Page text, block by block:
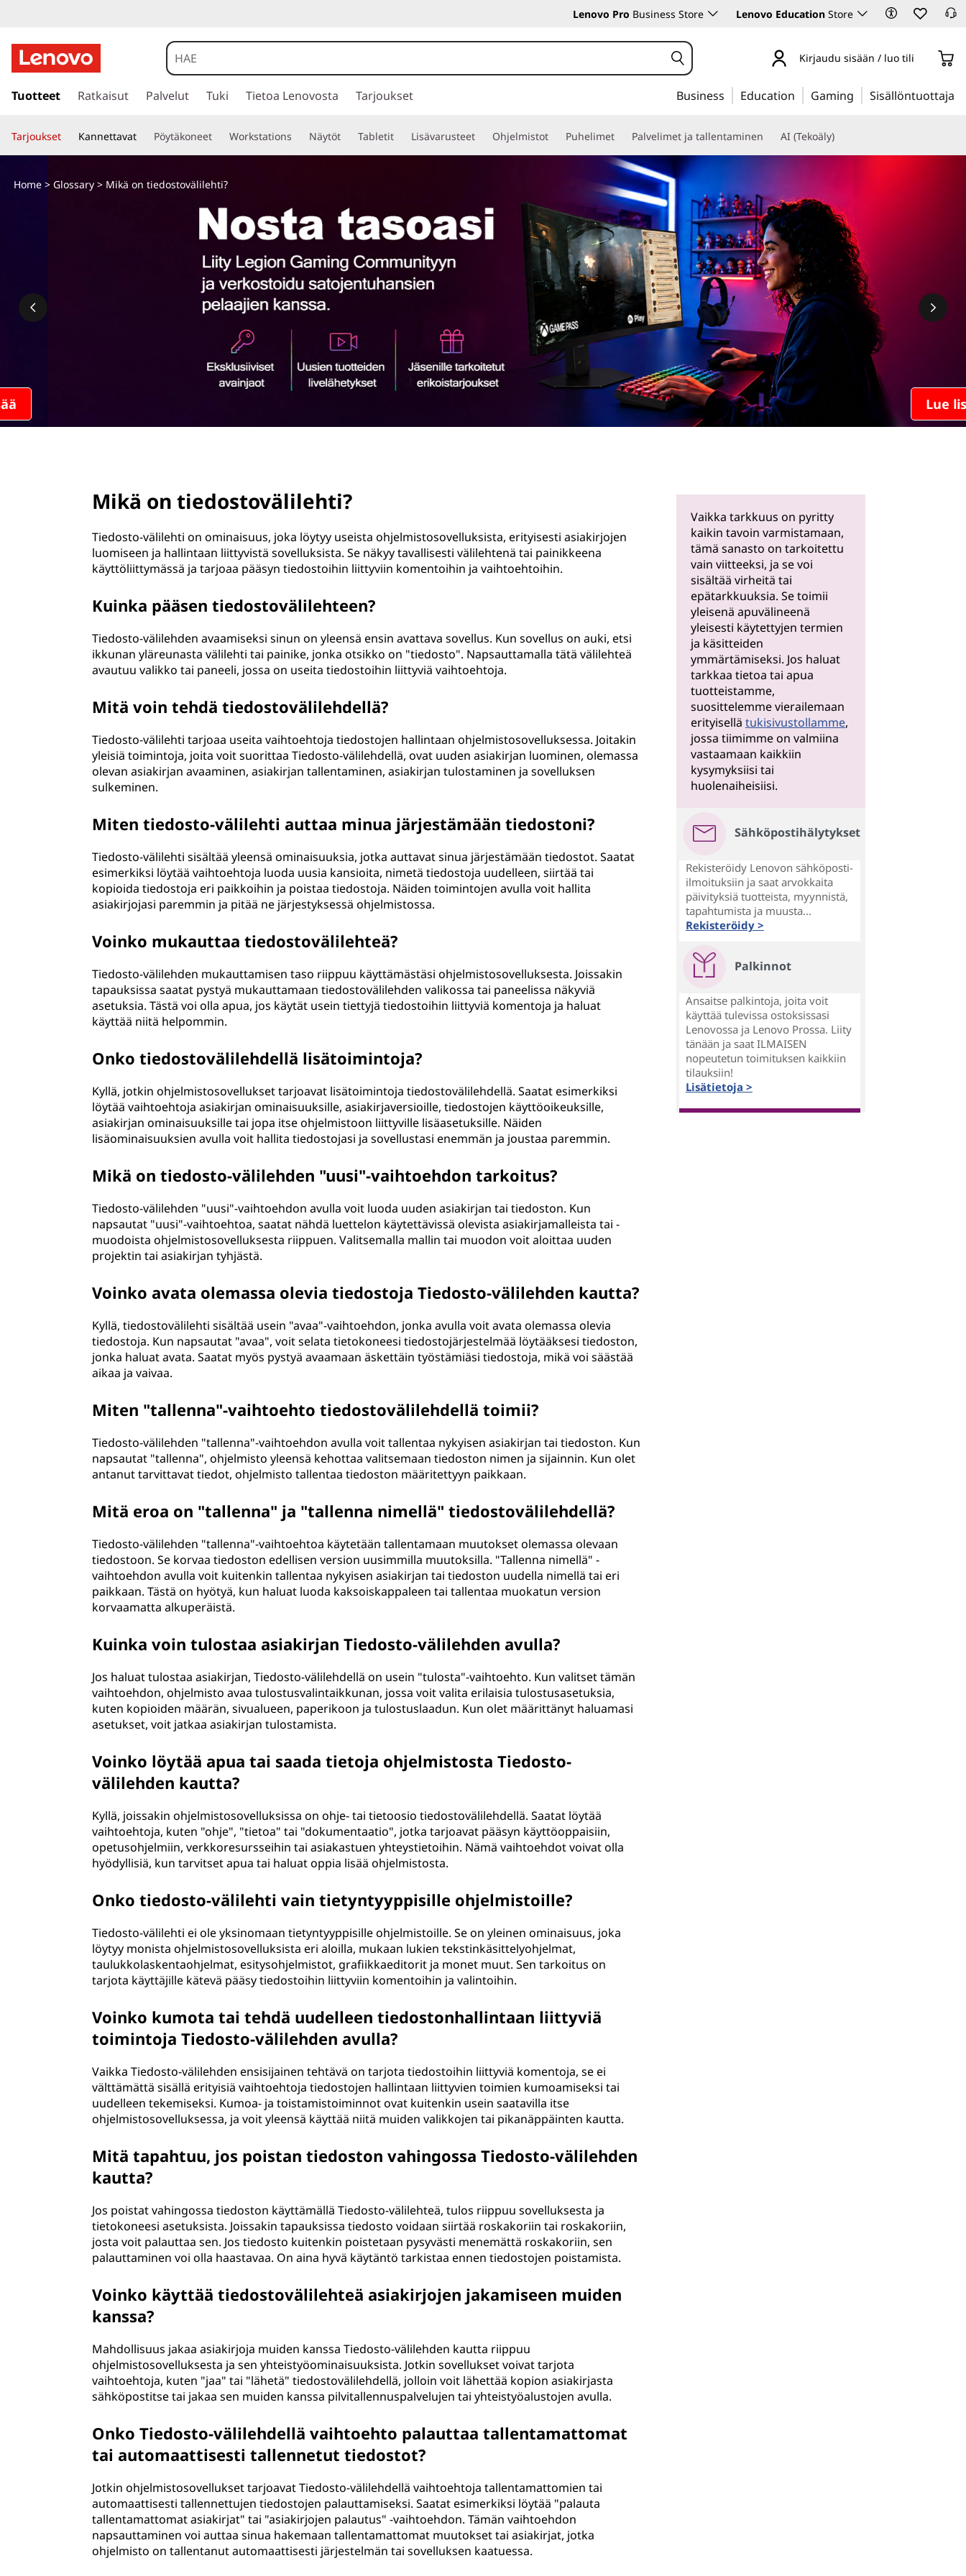
Lenovo Pro Business Store Lenovo Education Store
i
r
y
ä
Kirjaudu sisään / luo tili
Tuotteet Ratkaisut Palvelut Tuki Tietoa Lenovosta Tarjoukset Business Education Gaming Sisällöntuottaja
Tarjoukset Kannettavat Pöytäkoneet Workstations Näytöt Tabletit Lisävarusteet Ohjelmistot Puhelimet Palvelimet ja tallentaminen AI (Tekoäly)
Lue lisää
Home> Glossary> Mikä on tiedostovälilehti?
Mikä on tiedostovälilehti?
Tiedosto-välilehti on ominaisuus, joka löytyy useista ohjelmistosovelluksista, erityisesti asiakirjojen
luomiseen ja hallintaan liittyvistä sovelluksista. Se näkyy tavallisesti välilehtenä tai painikkeena
käyttöliittymässä ja tarjoaa pääsyn tiedostoihin liittyviin komentoihin ja vaihtoehtoihin.
Kuinka pääsen tiedostovälilehteen?
Tiedosto-välilehden avaamiseksi sinun on yleensä ensin avattava sovellus. Kun sovellus on auki, etsi
ikkunan yläreunasta välilehti tai painike, jonka otsikko on "tiedosto". Napsauttamalla tätä välilehteä
avautuu valikko tai paneeli, jossa on useita tiedostoihin liittyviä vaihtoehtoja.
Mitä voin tehdä tiedostovälilehdellä?
Tiedosto-välilehti tarjoaa useita vaihtoehtoja tiedostojen hallintaan ohjelmistosovelluksessa. Joitakin
yleisiä toimintoja, joita voit suorittaa Tiedosto-välilehdellä, ovat uuden asiakirjan luominen, olemassa
olevan asiakirjan avaaminen, asiakirjan tallentaminen, asiakirjan tulostaminen ja sovelluksen
sulkeminen.
Miten tiedosto-välilehti auttaa minua järjestämään tiedostoni?
Tiedosto-välilehti sisältää yleensä ominaisuuksia, jotka auttavat sinua järjestämään tiedostot. Saatat
esimerkiksi löytää vaihtoehtoja luoda uusia kansioita, nimetä tiedostoja uudelleen, siirtää tai
kopioida tiedostoja eri paikkoihin ja poistaa tiedostoja. Näiden toimintojen avulla voit hallita
asiakirjojasi paremmin ja pitää ne järjestyksessä ohjelmistossa.
Voinko mukauttaa tiedostovälilehteä?
Tiedosto-välilehden mukauttamisen taso riippuu käyttämästäsi ohjelmistosovelluksesta. Joissakin
tapauksissa saatat pystyä mukauttamaan tiedostovälilehden valikossa tai paneelissa näkyviä
asetuksia. Tästä voi olla apua, jos käytät usein tiettyjä tiedostoihin liittyviä komentoja ja haluat
käyttää niitä helpommin.
Onko tiedostovälilehdellä lisätoimintoja?
Kyllä, jotkin ohjelmistosovellukset tarjoavat lisätoimintoja tiedostovälilehdellä. Saatat esimerkiksi
löytää vaihtoehtoja asiakirjan ominaisuuksille, asiakirjaversioille, tiedostojen käyttöoikeuksille,
asiakirjan ominaisuuksille tai jopa itse ohjelmistoon liittyville lisäasetuksille. Näiden
lisäominaisuuksien avulla voit hallita tiedostojasi ja sovellustasi enemmän ja joustaa paremmin.
Mikä on tiedosto-välilehden "uusi"-vaihtoehdon tarkoitus?
Tiedosto-välilehden "uusi"-vaihtoehdon avulla voit luoda uuden asiakirjan tai tiedoston. Kun
napsautat "uusi"-vaihtoehtoa, saatat nähdä luettelon käytettävissä olevista asiakirjamalleista tai -
muodoista ohjelmistosovelluksesta riippuen. Valitsemalla mallin tai muodon voit aloittaa uuden
projektin tai asiakirjan tyhjästä.
Voinko avata olemassa olevia tiedostoja Tiedosto-välilehden kautta?
Kyllä, tiedostovälilehti sisältää usein "avaa"-vaihtoehdon, jonka avulla voit avata olemassa olevia
tiedostoja. Kun napsautat "avaa", voit selata tietokoneesi tiedostojärjestelmää löytääksesi tiedoston,
jonka haluat avata. Saatat myös pystyä avaamaan äskettäin työstämiäsi tiedostoja, mikä voi säästää
aikaa ja vaivaa.
Miten "tallenna"-vaihtoehto tiedostovälilehdellä toimii?
Tiedosto-välilehden "tallenna"-vaihtoehdon avulla voit tallentaa nykyisen asiakirjan tai tiedoston. Kun
napsautat "tallenna", ohjelmisto yleensä kehottaa valitsemaan tiedoston nimen ja sijainnin. Kun olet
antanut tarvittavat tiedot, ohjelmisto tallentaa tiedoston määritettyyn paikkaan.
Mitä eroa on "tallenna" ja "tallenna nimellä" tiedostovälilehdellä?
Tiedosto-välilehden "tallenna"-vaihtoehtoa käytetään tallentamaan muutokset olemassa olevaan
tiedostoon. Se korvaa tiedoston edellisen version uusimmilla muutoksilla. "Tallenna nimellä" -
vaihtoehdon avulla voit kuitenkin tallentaa nykyisen asiakirjan tai tiedoston uudella nimellä tai eri
paikkaan. Tästä on hyötyä, kun haluat luoda kaksoiskappaleen tai tallentaa muokatun version
korvaamatta alkuperäistä.
Kuinka voin tulostaa asiakirjan Tiedosto-välilehden avulla?
Jos haluat tulostaa asiakirjan, Tiedosto-välilehdellä on usein "tulosta"-vaihtoehto. Kun valitset tämän
vaihtoehdon, ohjelmisto avaa tulostusvalintaikkunan, jossa voit valita erilaisia tulostusasetuksia,
kuten kopioiden määrän, sivualueen, paperikoon ja tulostuslaadun. Kun olet määrittänyt haluamasi
asetukset, voit jatkaa asiakirjan tulostamista.
Voinko löytää apua tai saada tietoja ohjelmistosta Tiedosto-
välilehden kautta?
Kyllä, joissakin ohjelmistosovelluksissa on ohje- tai tietoosio tiedostovälilehdellä. Saatat löytää
vaihtoehtoja, kuten "ohje", "tietoa" tai "dokumentaatio", jotka tarjoavat pääsyn käyttöoppaisiin,
opetusohjelmiin, verkkoresursseihin tai asiakastuen yhteystietoihin. Nämä vaihtoehdot voivat olla
hyödyllisiä, kun tarvitset apua tai haluat oppia lisää ohjelmistosta.
Onko tiedosto-välilehti vain tietyntyyppisille ohjelmistoille?
Tiedosto-välilehti ei ole yksinomaan tietyntyyppisille ohjelmistoille. Se on yleinen ominaisuus, joka
löytyy monista ohjelmistosovelluksista eri aloilla, mukaan lukien tekstinkäsittelyohjelmat,
taulukkolaskentaohjelmat, esitysohjelmistot, grafiikkaeditorit ja monet muut. Sen tarkoitus on
tarjota käyttäjille kätevä pääsy tiedostoihin liittyviin komentoihin ja valintoihin.
Voinko kumota tai tehdä uudelleen tiedostonhallintaan liittyviä
toimintoja Tiedosto-välilehden avulla?
Vaikka Tiedosto-välilehden ensisijainen tehtävä on tarjota tiedostoihin liittyviä komentoja, se ei
välttämättä sisällä erityisiä vaihtoehtoja tiedostojen hallintaan liittyvien toimien kumoamiseksi tai
uudelleen tekemiseksi. Kumoa- ja toistamistoiminnot ovat kuitenkin usein saatavilla itse
ohjelmistosovelluksessa, ja voit yleensä käyttää niitä muiden valikkojen tai pikanäppäinten kautta.
Mitä tapahtuu, jos poistan tiedoston vahingossa Tiedosto-välilehden
kautta?
Jos poistat vahingossa tiedoston käyttämällä Tiedosto-välilehteä, tulos riippuu sovelluksesta ja
tietokoneesi asetuksista. Joissakin tapauksissa tiedosto voidaan siirtää roskakoriin tai roskakoriin,
josta voit palauttaa sen. Jos tiedosto kuitenkin poistetaan pysyvästi menemättä roskakoriin, sen
palauttaminen voi olla haastavaa. On aina hyvä käytäntö tarkistaa ennen tiedostojen poistamista.
Voinko käyttää tiedostovälilehteä asiakirjojen jakamiseen muiden
kanssa?
Mahdollisuus jakaa asiakirjoja muiden kanssa Tiedosto-välilehden kautta riippuu
ohjelmistosovelluksesta ja sen yhteistyöominaisuuksista. Jotkin sovellukset voivat tarjota
vaihtoehtoja, kuten "jaa" tai "lähetä" tiedostovälilehdellä, jolloin voit lähettää kopion asiakirjasta
sähköpostitse tai jakaa sen muiden kanssa pilvitallennuspalvelujen tai yhteistyöalustojen avulla.
Onko Tiedosto-välilehdellä vaihtoehto palauttaa tallentamattomat
tai automaattisesti tallennetut tiedostot?
Jotkin ohjelmistosovellukset tarjoavat Tiedosto-välilehdellä vaihtoehtoja tallentamattomien tai
automaattisesti tallennettujen tiedostojen palauttamiseksi. Saatat esimerkiksi löytää "palauta
tallentamattomat asiakirjat" tai "asiakirjojen palautus" -vaihtoehdon. Tämän vaihtoehdon
napsauttaminen voi auttaa sinua hakemaan tallentamattomat muutokset tai asiakirjat, jotka
ohjelmisto on tallentanut automaattisesti järjestelmän tai sovelluksen kaatuessa.
Vaikka tarkkuus on pyritty
kaikin tavoin varmistamaan,
tämä sanasto on tarkoitettu
vain viitteeksi, ja se voi
sisältää virheitä tai
epätarkkuuksia. Se toimii
yleisenä apuvälineenä
yleisesti käytettyjen termien
ja käsitteiden
ymmärtämiseksi. Jos haluat
tarkkaa tietoa tai apua
tuotteistamme,
suosittelemme vierailemaan
erityisellä tukisivustollamme,
jossa tiimimme on valmiina
vastaamaan kaikkiin
kysymyksiisi tai
huolenaiheisiisi.
Sähköpostihälytykset
Rekisteröidy Lenovon sähköposti-
ilmoituksiin ja saat arvokkaita
päivityksiä tuotteista, myynnistä,
tapahtumista ja muusta...
Rekisteröidy >
Palkinnot
Ansaitse palkintoja, joita voit
käyttää tulevissa ostoksissasi
Lenovossa ja Lenovo Prossa. Liity
tänään ja saat ILMAISEN
nopeutetun toimituksen kaikkiin
tilauksiin!
Lisätietoja >